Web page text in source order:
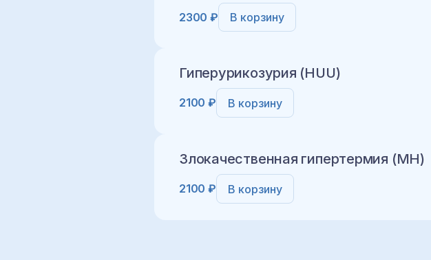
2300 ₽ В корзину
Гиперурикозурия (HUU)
2100 ₽ В корзину
Злокачественная гипертермия (MH)
2100 ₽ В корзину